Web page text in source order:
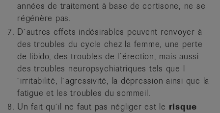
années de traite­ment à base de cortisone, ne se
régénère pas.
D´autres effets indésirables peuvent renvoyer à
des troubles du cycle chez la femme, une perte
de libido, des troubles de l´érection, mais aussi
des troubles neuropsychiatriques tels que l
´irritabilité, l´agressivité, la dépression ainsi que la
fatigue et les troubles du sommeil.
Un fait qu´il ne faut pas négliger est le risque